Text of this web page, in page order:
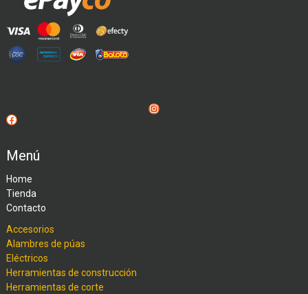
Instagram
Facebook
Menú
Home
Tienda
Contacto
Accesorios
Alambres de púas
Eléctricos
Herramientas de construcción
Herramientas de corte